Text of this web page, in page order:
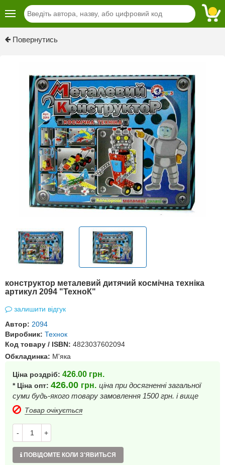
Повернутись
конструктор металевий дитячий космічна техніка
артикул 2094 "ТехноК"
залишити відгук
Автор: 2094
Виробник: Технок
Код товару / ISBN: 4823037602094
Обкладинка: М'яка
Ціна роздріб: 426.00 грн.
* Ціна опт: 426.00 грн. ціна при досягненні загальної
суми будь-якого товару замовлення 1500 грн. і вище
Товар очікується
- +
ПОВІДОМТЕ КОЛИ З'ЯВИТЬСЯ